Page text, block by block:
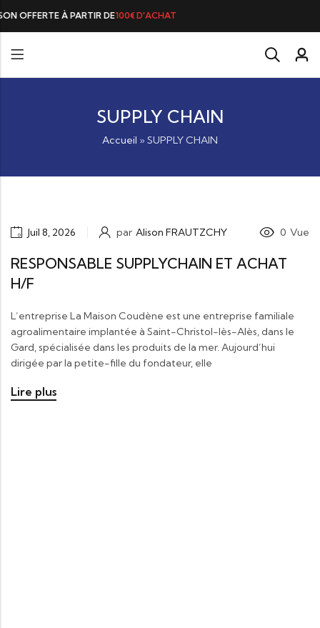
100€ D'ACHAT
SUPPLY CHAIN
Accueil » SUPPLY CHAIN
Juil 8, 2026 par Alison FRAUTZCHY 0 Vue
RESPONSABLE SUPPLYCHAIN ET ACHAT
H/F
L’entreprise La Maison Coudène est une entreprise familiale
agroalimentaire implantée à Saint-Christol-lès-Alès, dans le
Gard, spécialisée dans les produits de la mer. Aujourd’hui
dirigée par la petite-fille du fondateur, elle
Lire plus